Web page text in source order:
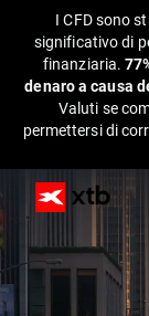
I CFD sono
significativo di
finanziaria.
denaro a causa
Valuti se
permettersi di